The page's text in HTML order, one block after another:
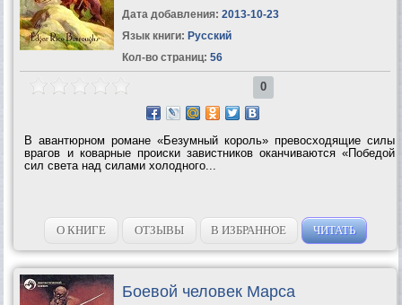
Дата добавления: 2013-10-23
Язык книги: Русский
Кол-во страниц: 56
0
В авантюрном романе «Безумный король» превосходящие силы
врагов и коварные происки завистников оканчиваются «Победой
сил света над силами холодного...
О КНИГЕ ОТЗЫВЫ В ИЗБРАННОЕ ЧИТАТЬ
Боевой человек Марса